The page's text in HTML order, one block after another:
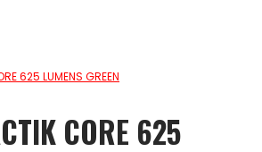
625 LUMENS GREEN
CORE 625